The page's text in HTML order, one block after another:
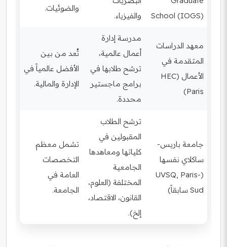
School (IOGS)
والفيزياء.
والضوئيات.
معهد الدراسات
المتقدمة في
الأعمال (HEC
Paris)
مدرسة إدارة
أعمال عالمية،
ترشح طلابها في
برامج ماجستير
محددة.
تُعد من بين
الأفضل عالمياً في
الإدارة والمالية.
جامعة باريس-
ساكلاي نفسها
(UVSQ, Paris-
Sud سابقاً)
ترشح الطلاب
المقبولين في
كلياتها ومعاهدها
الجامعية
المختلفة (العلوم،
القانون، الاقتصاد،
إلخ).
تشمل معظم
التخصصات
العامة في
الجامعة.